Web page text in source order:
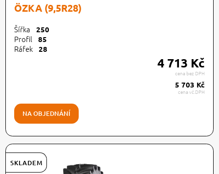
ÖZKA (9,5R28)
Šířka 250
Profil 85
Ráfek 28
4 713 Kč
cena bez DPH
5 703 Kč
cena vč.DPH
NA OBJEDNÁNÍ
SKLADEM